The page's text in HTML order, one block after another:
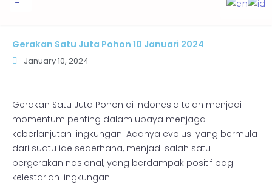
Gerakan Satu Juta Pohon 10 Januari 2024
January 10, 2024
Gerakan Satu Juta Pohon di Indonesia telah menjadi
momentum penting dalam upaya menjaga
keberlanjutan lingkungan. Adanya evolusi yang bermula
dari suatu ide sederhana, menjadi salah satu
pergerakan nasional, yang berdampak positif bagi
kelestarian lingkungan.